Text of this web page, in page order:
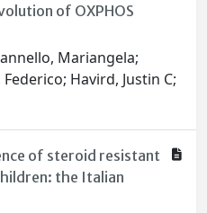
of OXPHOS
Mariangela;
Havird, Justin C;
of steroid resistant
the Italian